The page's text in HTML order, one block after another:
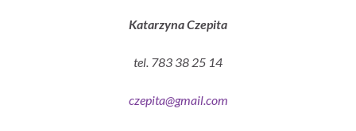
Katarzyna Czepita
tel. 783 38 25 14
czepita@gmail.com